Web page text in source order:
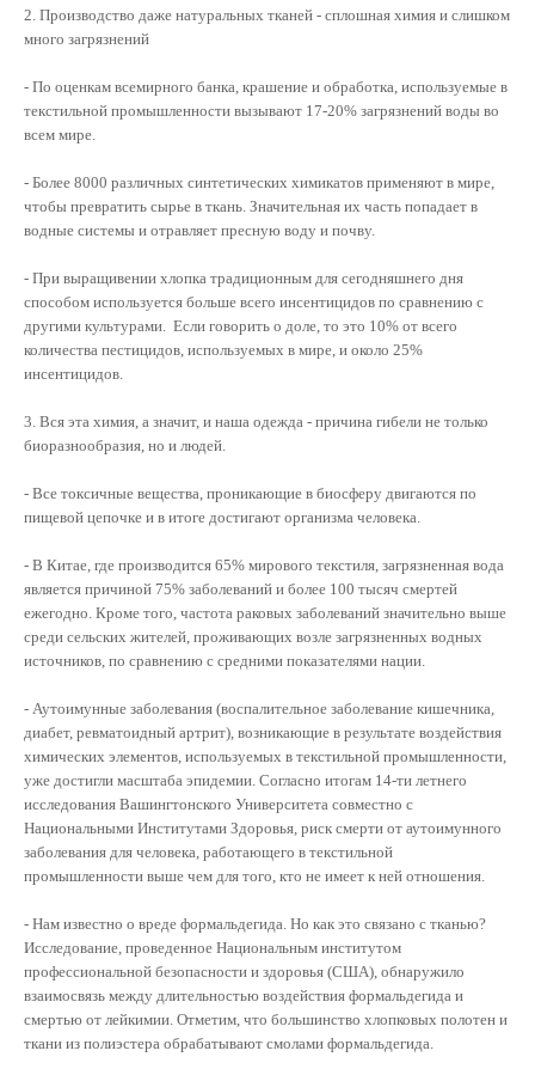
2. Производство даже натуральных тканей - сплошная химия и слишком
много загрязнений
- По оценкам всемирного банка, крашение и обработка, используемые в
текстильной промышленности вызывают 17-20% загрязнений воды во
всем мире.
- Более 8000 различных синтетических химикатов применяют в мире,
чтобы превратить сырье в ткань. Значительная их часть попадает в
водные системы и отравляет пресную воду и почву.
- При выращивении хлопка традиционным для сегодняшнего дня
способом используется больше всего инсентицидов по сравнению с
другими культурами. Если говорить о доле, то это 10% от всего
количества пестицидов, используемых в мире, и около 25%
инсентицидов.
3. Вся эта химия, а значит, и наша одежда - причина гибели не только
биоразнообразия, но и людей.
- Все токсичные вещества, проникающие в биосферу двигаются по
пищевой цепочке и в итоге достигают организма человека.
- В Китае, где производится 65% мирового текстиля, загрязненная вода
является причиной 75% заболеваний и более 100 тысяч смертей
ежегодно. Кроме того, частота раковых заболеваний значительно выше
среди сельских жителей, проживающих возле загрязненных водных
источников, по сравнению с средними показателями нации.
- Аутоимунные заболевания (воспалительное заболевание кишечника,
диабет, ревматоидный артрит), возникающие в результате воздействия
химических элементов, используемых в текстильной промышленности,
уже достигли масштаба эпидемии. Согласно итогам 14-ти летнего
исследования Вашингтонского Университета совместно с
Национальными Институтами Здоровья, риск смерти от аутоимунного
заболевания для человека, работающего в текстильной
промышленности выше чем для того, кто не имеет к ней отношения.
- Нам известно о вреде формальдегида. Но как это связано с тканью?
Исследование, проведенное Национальным институтом
профессиональной безопасности и здоровья (США), обнаружило
взаимосвязь между длительностью воздействия формальдегида и
смертью от лейкимии. Отметим, что большинство хлопковых полотен и
ткани из полиэстера обрабатывают смолами формальдегида.